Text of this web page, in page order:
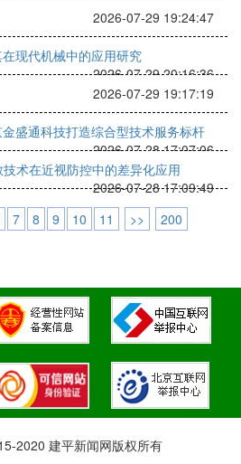
2026-07-29 19:24:47
现代机械中的应用研究
2026-07-29 20:16:36
2026-07-29 19:17:19
盛通科技打造综合型技术服务标杆
2026-07-28 17:07:06
术在近视防控中的差异化应用
2026-07-28 17:09:49
7 8 9 10 11 >> 200
2020 建平新闻网版权所有